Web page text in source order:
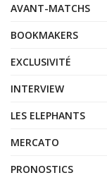
AVANT-MATCHS
BOOKMAKERS
EXCLUSIVITÉ
INTERVIEW
LES ELEPHANTS
MERCATO
PRONOSTICS